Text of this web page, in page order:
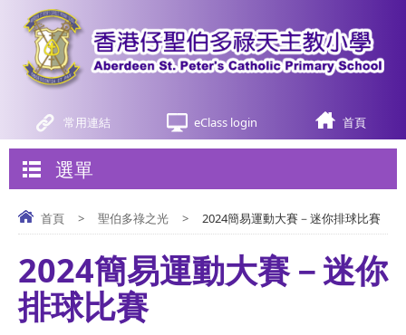
常用連結 eClass login 首頁
選單
首頁 > 聖伯多祿之光 > 2024簡易運動大賽－迷你排球比賽
2024簡易運動大賽－迷你
排球比賽